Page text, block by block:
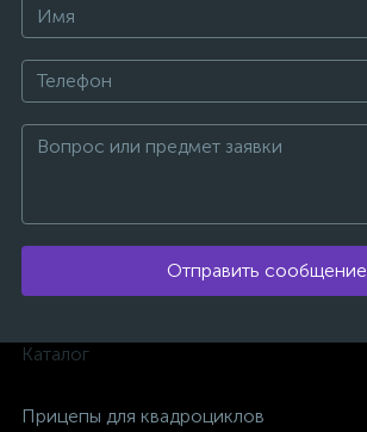
Отправить сообщение
Каталог
Прицепы для квадроциклов